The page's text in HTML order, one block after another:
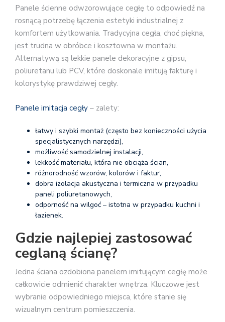
Panele ścienne odwzorowujące cegłę to odpowiedź na
rosnącą potrzebę łączenia estetyki industrialnej z
komfortem użytkowania. Tradycyjna cegła, choć piękna,
jest trudna w obróbce i kosztowna w montażu.
Alternatywą są lekkie panele dekoracyjne z gipsu,
poliuretanu lub PCV, które doskonale imitują fakturę i
kolorystykę prawdziwej cegły.
Panele imitacja cegły – zalety:
łatwy i szybki montaż (często bez konieczności użycia
specjalistycznych narzędzi),
możliwość samodzielnej instalacji,
lekkość materiału, która nie obciąża ścian,
różnorodność wzorów, kolorów i faktur,
dobra izolacja akustyczna i termiczna w przypadku
paneli poliuretanowych,
odporność na wilgoć – istotna w przypadku kuchni i
łazienek.
Gdzie najlepiej zastosować
ceglaną ścianę?
Jedna ściana ozdobiona panelem imitującym cegłę może
całkowicie odmienić charakter wnętrza. Kluczowe jest
wybranie odpowiedniego miejsca, które stanie się
wizualnym centrum pomieszczenia.